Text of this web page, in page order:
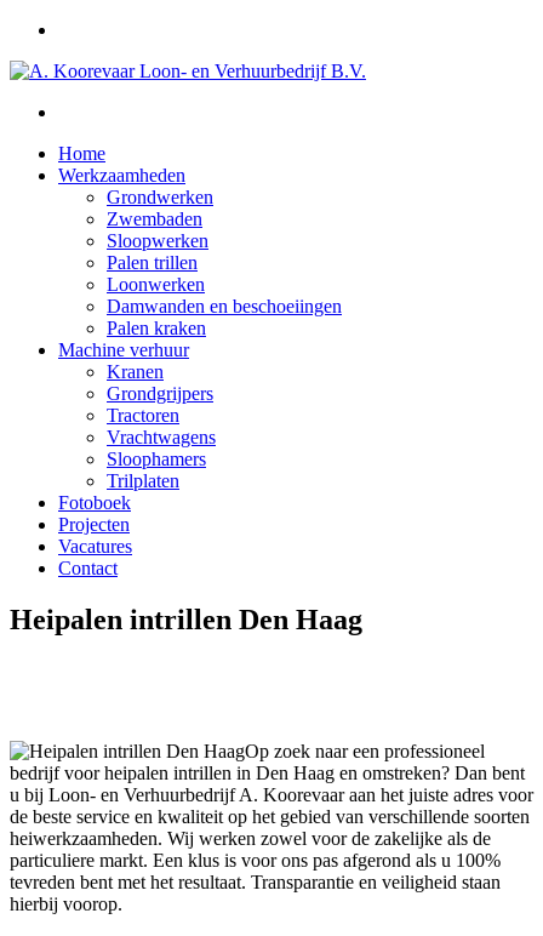
Home
Werkzaamheden
Grondwerken
Zwembaden
Sloopwerken
Palen trillen
Loonwerken
Damwanden en beschoeiingen
Palen kraken
Machine verhuur
Kranen
Grondgrijpers
Tractoren
Vrachtwagens
Sloophamers
Trilplaten
Fotoboek
Projecten
Vacatures
Contact
Heipalen intrillen Den Haag
Op zoek naar een professioneel
bedrijf voor heipalen intrillen in Den Haag en omstreken? Dan bent
u bij Loon- en Verhuurbedrijf A. Koorevaar aan het juiste adres voor
de beste service en kwaliteit op het gebied van verschillende soorten
heiwerkzaamheden. Wij werken zowel voor de zakelijke als de
particuliere markt. Een klus is voor ons pas afgerond als u 100%
tevreden bent met het resultaat. Transparantie en veiligheid staan
hierbij voorop.